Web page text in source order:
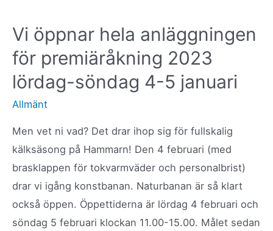
hålla
Hammarstrands
Kälk-
öppen
för
åkning!
Vi öppnar hela anläggningen
för premiäråkning 2023
lördag-söndag 4-5 januari
Allmänt
Men vet ni vad? Det drar ihop sig för fullskalig
kälksäsong på Hammarn! Den 4 februari (med
brasklappen för tokvarmväder och personalbrist)
drar vi igång konstbanan. Naturbanan är så klart
också öppen. Öppettiderna är lördag 4 februari och
söndag 5 februari klockan 11.00-15.00. Målet sedan